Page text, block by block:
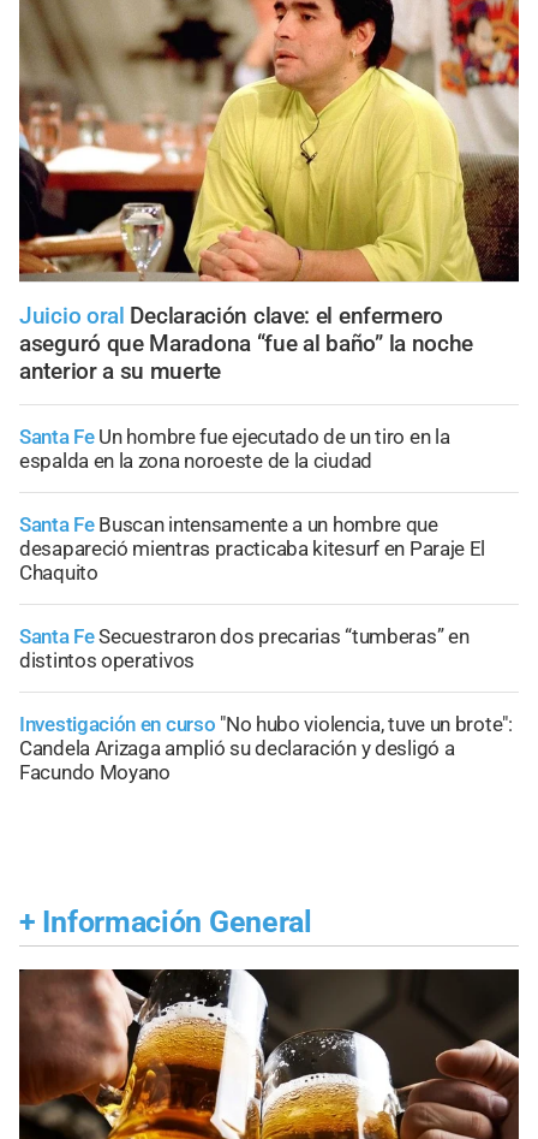
Juicio oral Declaración clave: el enfermero
aseguró que Maradona “fue al baño” la noche
anterior a su muerte
Santa Fe Un hombre fue ejecutado de un tiro en la
espalda en la zona noroeste de la ciudad
Santa Fe Buscan intensamente a un hombre que
desapareció mientras practicaba kitesurf en Paraje El
Chaquito
Santa FeSecuestraron dos precarias “tumberas” en
distintos operativos
Investigación en curso "No hubo violencia, tuve un brote":
Candela Arizaga amplió su declaración y desligó a
Facundo Moyano
+ Información General